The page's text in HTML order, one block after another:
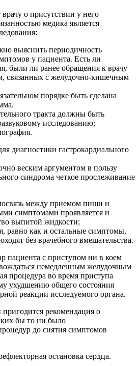
о присутствии у него
медика является
выяснить периодичность
у пациента. Есть ли
были ли ранее обращения к врачу
связанных с желудочно-кишечным
порядке быть сделана
тракта должны быть
исследованию;
веским аргументом в пользу
синдрома четкое прослеживание
между приемом пищи и
симптомами проявляется и
выпитой жидкости;
равно как и остальные симптомы,
без врачебного вмешательства.
пациента с приступом ни в коем
немедленным желудочным
процедура во время приступа
ухудшению общего состояния
реакции исследуемого органа.
рекомендация о
бы то ни было
до снятия симптомов
остановка сердца.